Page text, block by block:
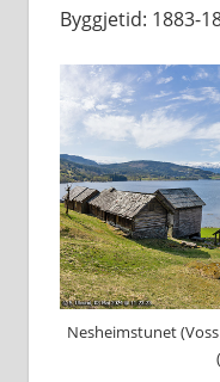
Byggjetid: 1883-
Nesheimstunet